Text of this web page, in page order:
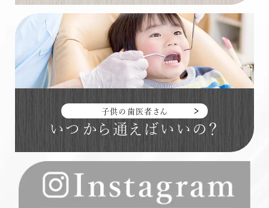
子供の歯医者さん
いつから通えばいいの？